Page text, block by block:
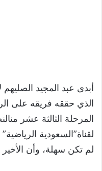
أبدى عبد المجيد
المرحلة الثالثة عشر
لقناة”السعودية
لم تكن سهلة، وأن الأخير